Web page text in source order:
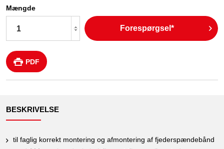
Mængde
Forespørgsel*
PDF
BESKRIVELSE
til faglig korrekt montering og afmontering af fjederspændebånd